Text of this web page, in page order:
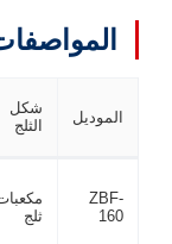
الموديل
شكل
الثلج
ZBF-
160
ثلج